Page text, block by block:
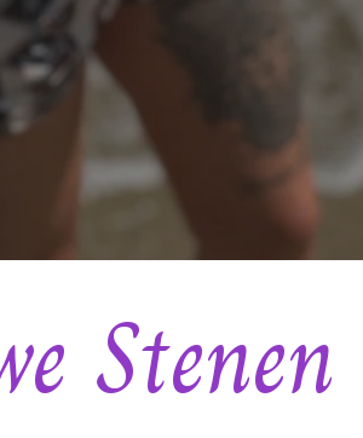
Stenen